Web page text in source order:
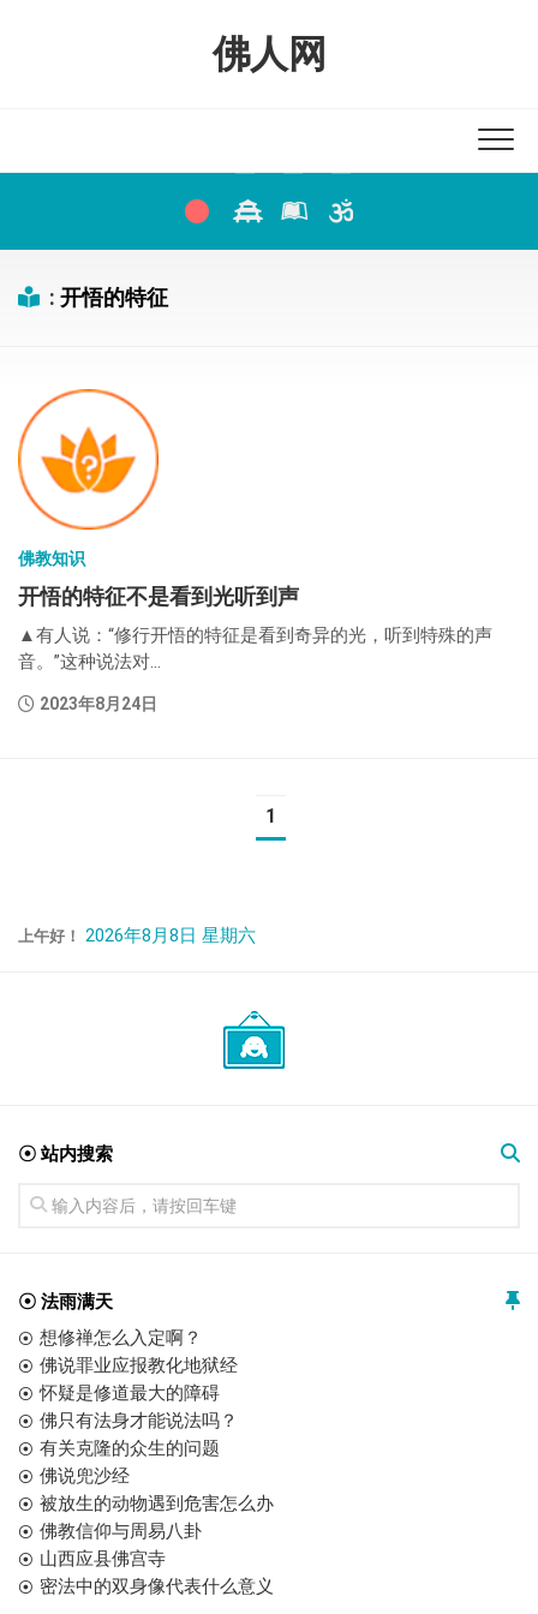
佛人网
: 开悟的特征
佛教知识
开悟的特征不是看到光听到声
▲有人说：“修行开悟的特征是看到奇异的光，听到特殊的声
音。”这种说法对...
2023年8月24日
1
上午好！ 2026年8月8日 星期六
☉ 站内搜索
☉ 法雨满天
想修禅怎么入定啊？
佛说罪业应报教化地狱经
怀疑是修道最大的障碍
佛只有法身才能说法吗？
有关克隆的众生的问题
佛说兜沙经
被放生的动物遇到危害怎么办
佛教信仰与周易八卦
山西应县佛宫寺
密法中的双身像代表什么意义